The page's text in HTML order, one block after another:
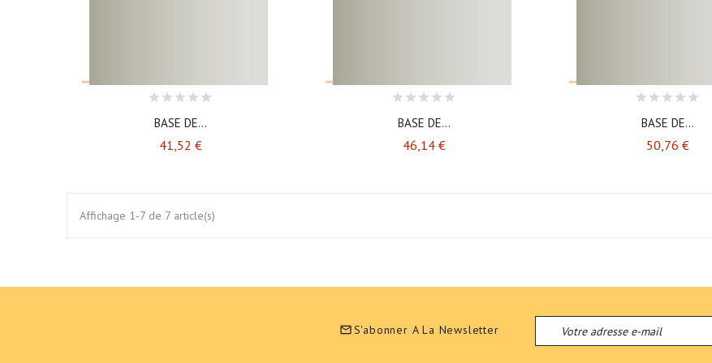
BASE DE...
41,52 €Prix
BASE DE...
46,14 €Prix
BASE DE...
50,76 €Prix
Affichage 1-7 de 7 article(s)
S'abonner A La Newsletter